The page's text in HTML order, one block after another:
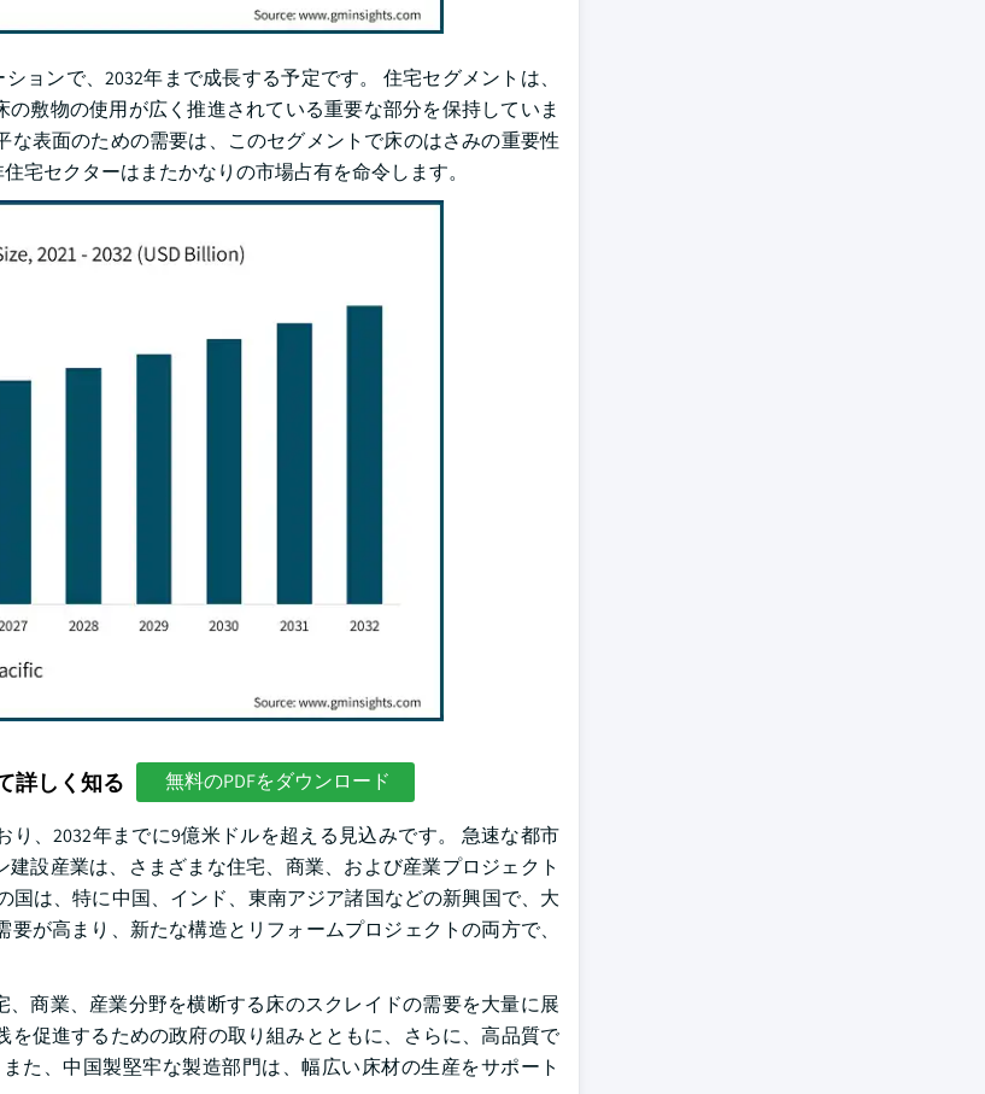
ョンで、2032年まで成長する予定です。 住宅セグメントは、
敷物の使用が広く推進されている重要な部分を保持していま
表面のための需要は、このセグメントで床のはさみの重要性
宅セクターはまたかなりの市場占有を命令します。
詳しく知る 無料のPDFをダウンロード
、2032年までに9億米ドルを超える見込みです。 急速な都市
設産業は、さまざまな住宅、商業、および産業プロジェクト
国は、特に中国、インド、東南アジア諸国などの新興国で、大
が高まり、新たな構造とリフォームプロジェクトの両方で、
商業、産業分野を横断する床のスクレイドの需要を大量に展
促進するための政府の取り組みとともに、さらに、高品質で
た、中国製堅牢な製造部門は、幅広い床材の生産をサポート